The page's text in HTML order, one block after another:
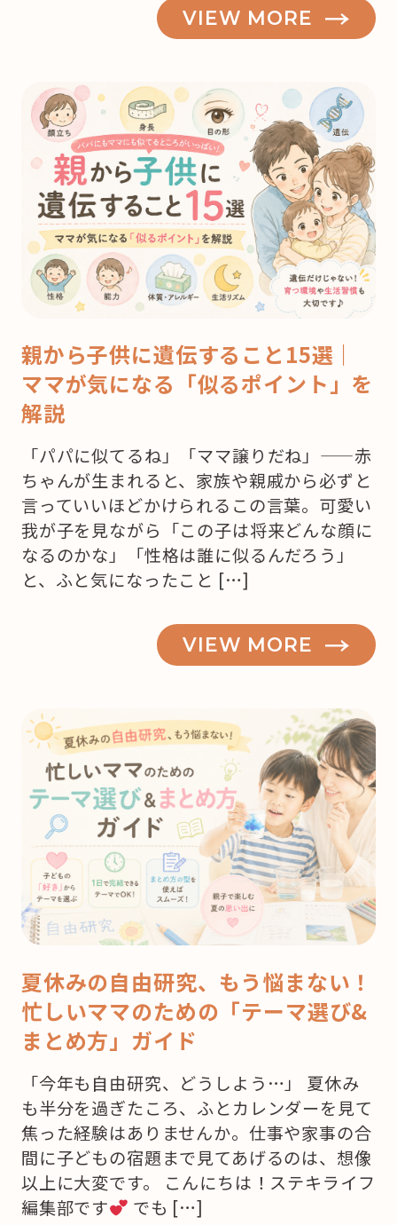
VIEW MORE
親から子供に遺伝すること15選｜
ママが気になる「似るポイント」を
解説
「パパに似てるね」「ママ譲りだね」——赤
ちゃんが生まれると、家族や親戚から必ずと
言っていいほどかけられるこの言葉。可愛い
我が子を見ながら「この子は将来どんな顔に
なるのかな」「性格は誰に似るんだろう」
と、ふと気になったこと […]
VIEW MORE
夏休みの自由研究、もう悩まない！
忙しいママのための「テーマ選び&
まとめ方」ガイド
「今年も自由研究、どうしよう…」 夏休み
も半分を過ぎたころ、ふとカレンダーを見て
焦った経験はありませんか。仕事や家事の合
間に子どもの宿題まで見てあげるのは、想像
以上に大変です。 こんにちは！ステキライフ
編集部です
でも […]